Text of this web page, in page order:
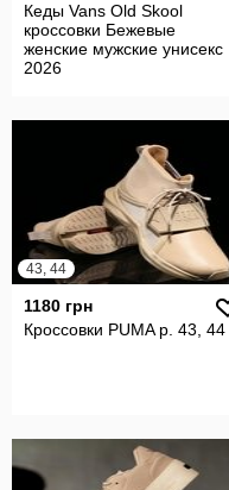
Кеды Vans Old Skool
кроссовки Бежевые
женские мужские унисекс
2026
43, 44
1180 грн
Кроссовки PUMA р. 43, 44